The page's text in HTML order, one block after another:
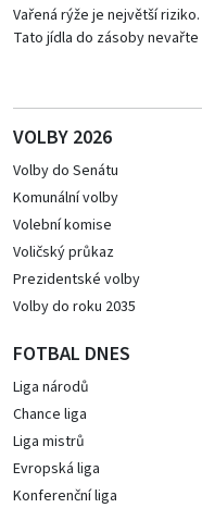
Vařená rýže je největší riziko.
Tato jídla do zásoby nevařte
VOLBY 2026
Volby do Senátu
Komunální volby
Volební komise
Voličský průkaz
Prezidentské volby
Volby do roku 2035
FOTBAL DNES
Liga národů
Chance liga
Liga mistrů
Evropská liga
Konferenční liga